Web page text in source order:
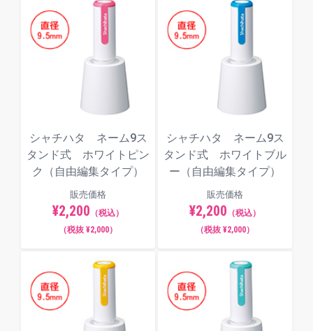
シャチハタ ネーム9ス
タンド式 ホワイトピン
ク（自由編集タイプ）
販売価格
¥2,200 （税込）
（税抜 ¥2,000）
シャチハタ ネーム9ス
タンド式 ホワイトブル
ー（自由編集タイプ）
販売価格
¥2,200 （税込）
（税抜 ¥2,000）